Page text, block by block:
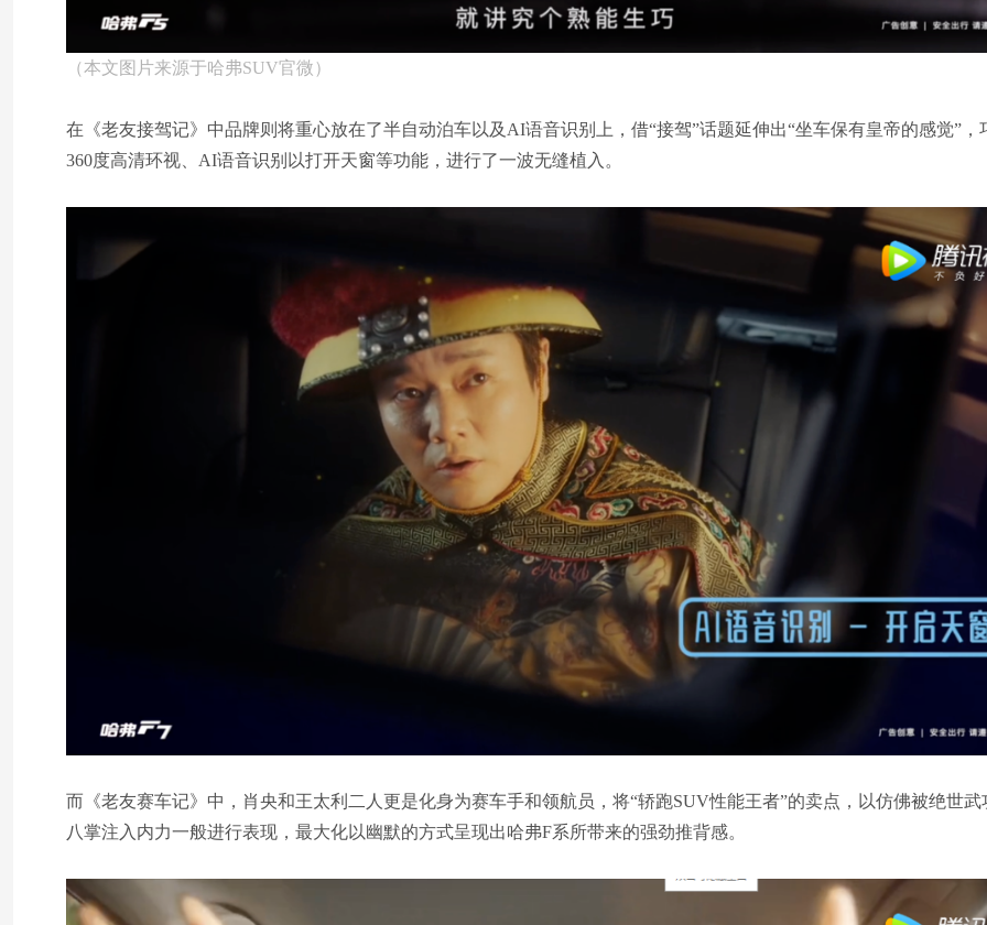
（本文图片来源于哈弗SUV官微）
在《老友接驾记》中品牌则将重心放在了半自动泊车以及AI语音识别上，借“接驾”话题延伸出“坐车保有皇帝的感觉”，
360度高清环视、AI语音识别以打开天窗等功能，进行了一波无缝植入。
而《老友赛车记》中，肖央和王太利二人更是化身为赛车手和领航员，将“轿跑SUV性能王者”的卖点，以仿佛被绝世武
八掌注入内力一般进行表现，最大化以幽默的方式呈现出哈弗F系所带来的强劲推背感。